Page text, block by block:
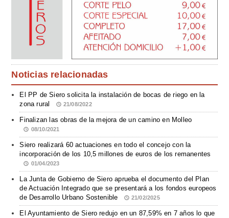
Noticias relacionadas
El PP de Siero solicita la instalación de bocas de riego en la
zona rural
21/08/2022
Finalizan las obras de la mejora de un camino en Molleo
08/10/2021
Siero realizará 60 actuaciones en todo el concejo con la
incorporación de los 10,5 millones de euros de los remanentes
01/04/2023
La Junta de Gobierno de Siero aprueba el documento del Plan
de Actuación Integrado que se presentará a los fondos europeos
de Desarrollo Urbano Sostenible
21/02/2025
El Ayuntamiento de Siero redujo en un 87,59% en 7 años lo que